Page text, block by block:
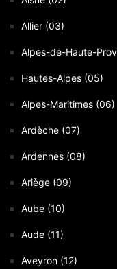
Allier (03)
Alpes-de-Haute-
Hautes-Alpes (05)
Alpes-Maritimes (06)
Ardèche (07)
Ardennes (08)
Ariège (09)
Aube (10)
Aude (11)
Aveyron (12)